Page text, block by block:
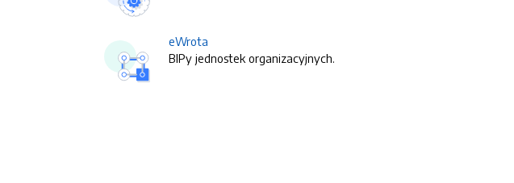
eWrota
BIPy jednostek organizacyjnych.